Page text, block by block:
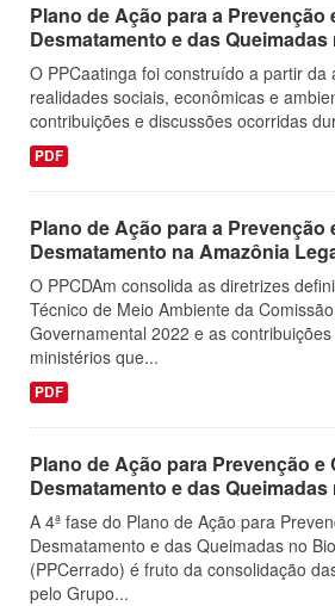
Plano de Ação para a Prevenção
Desmatamento e das Queimadas
O PPCaatinga foi construído a partir da
realidades sociais, econômicas e
contribuições e discussões ocorridas
PDF
Plano de Ação para a Prevenção
Desmatamento na Amazônia
O PPCDAm consolida as diretrizes
Técnico de Meio Ambiente da
Governamental 2022 e as
ministérios que...
PDF
Plano de Ação para Prevenção e
Desmatamento e das Queimadas
A 4ª fase do Plano de Ação para
Desmatamento e das Queimadas no
(PPCerrado) é fruto da consolidação
pelo Grupo...